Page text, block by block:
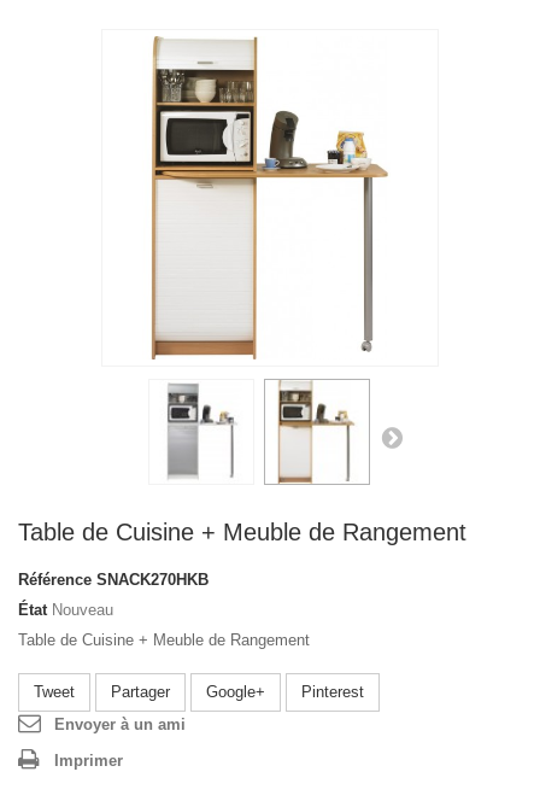
Table de Cuisine + Meuble de Rangement
Référence SNACK270HKB
État Nouveau
Table de Cuisine + Meuble de Rangement
Tweet Partager Google+
Pinterest
Envoyer à un ami
Imprimer